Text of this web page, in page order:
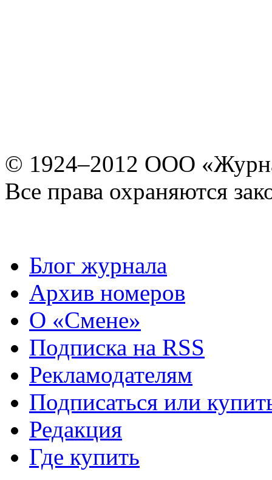
© 1924–2012 ООО
Все права охраняются
Блог журнала
Архив номеров
О «Смене»
Подписка на RSS
Рекламодателям
Подписаться или
Редакция
Где купить